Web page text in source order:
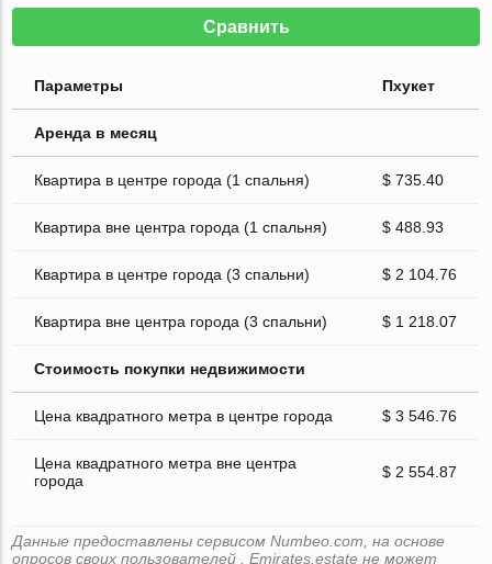
Сравнить
Параметры Пхукет
Аренда в месяц
Квартира в центре города (1 спальня) $ 735.40
Квартира вне центра города (1 спальня) $ 488.93
Квартира в центре города (3 спальни) $ 2 104.76
Квартира вне центра города (3 спальни) $ 1 218.07
Стоимость покупки недвижимости
Цена квадратного метра в центре города $ 3 546.76
Цена квадратного метра вне центра
города
$ 2 554.87
Данные предоставлены сервисом Numbeo.com, на основе
опросов своих пользователей . Emirates.estate не может